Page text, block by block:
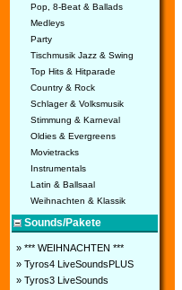
Pop, 8-Beat & Ballads
Medleys
Party
Tischmusik Jazz & Swing
Top Hits & Hitparade
Country & Rock
Schlager & Volksmusik
Stimmung & Karneval
Oldies & Evergreens
Movietracks
Instrumentals
Latin & Ballsaal
Weihnachten & Klassik
Sounds/Pakete
» *** WEIHNACHTEN ***
» Tyros4 LiveSoundsPLUS
» Tyros3 LiveSounds